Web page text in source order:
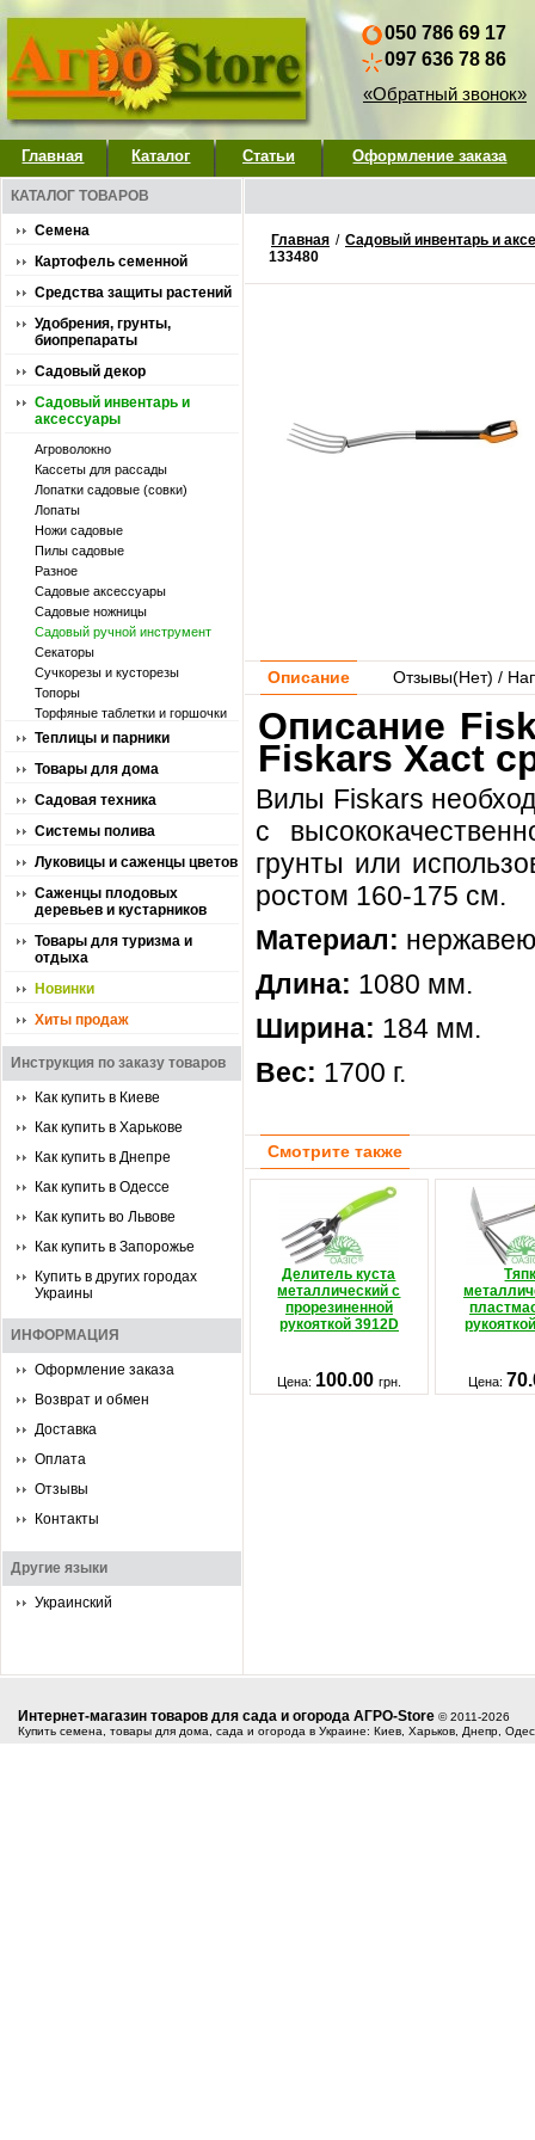
050 786 69 17
097 636 78 86
«Обратный звонок»
Главная Каталог Статьи Оформление заказа
КАТАЛОГ ТОВАРОВ
Семена
Картофель семенной
Средства защиты растений
Удобрения, грунты,
биопрепараты
Садовый декор
Садовый инвентарь и
аксессуары
Агроволокно
Кассеты для рассады
Лопатки садовые (совки)
Лопаты
Ножи садовые
Пилы садовые
Разное
Садовые аксессуары
Садовые ножницы
Садовый ручной инструмент
Секаторы
Сучкорезы и кусторезы
Топоры
Торфяные таблетки и горшочки
Теплицы и парники
Товары для дома
Садовая техника
Системы полива
Луковицы и саженцы цветов
Саженцы плодовых
деревьев и кустарников
Товары для туризма и
отдыха
Новинки
Хиты продаж
Инструкция по заказу товаров
Как купить в Киеве
Как купить в Харькове
Как купить в Днепре
Как купить в Одессе
Как купить во Львове
Как купить в Запорожье
Купить в других городах
Украины
ИНФОРМАЦИЯ
Оформление заказа
Возврат и обмен
Доставка
Оплата
Отзывы
Контакты
Другие языки
Украинский
Главная / Садовый инвентарь и
133480
Описание Отзывы(Нет) /
Описание
Fiskars Xact
Вилы Fiskars
с
грунты или
ростом 160-175 см.
Материал:
Длина: 1080 мм.
Ширина: 184 мм.
Вес: 1700 г.
Смотрите также
Делитель куста
металлический с
прорезиненной
рукояткой 3912D
Цена: 100.00 грн. Цена:
Интернет-магазин товаров для сада и огорода АГРО-Store © 2011-2026
Купить семена, товары для дома, сада и огорода в Украине: Киев, Харьков, Днепр,